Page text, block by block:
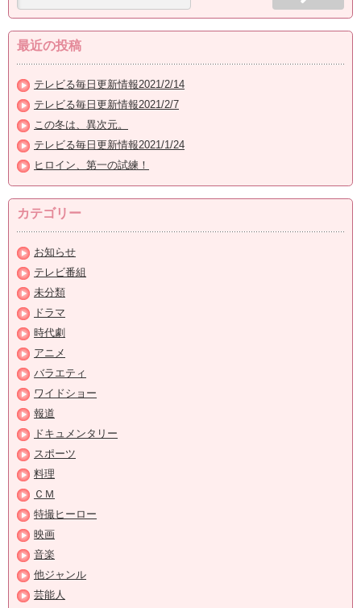
最近の投稿
テレビる毎日更新情報2021/2/14
テレビる毎日更新情報2021/2/7
この冬は、異次元。
テレビる毎日更新情報2021/1/24
ヒロイン、第一の試練！
カテゴリー
お知らせ
テレビ番組
未分類
ドラマ
時代劇
アニメ
バラエティ
ワイドショー
報道
ドキュメンタリー
スポーツ
料理
ＣＭ
特撮ヒーロー
映画
音楽
他ジャンル
芸能人